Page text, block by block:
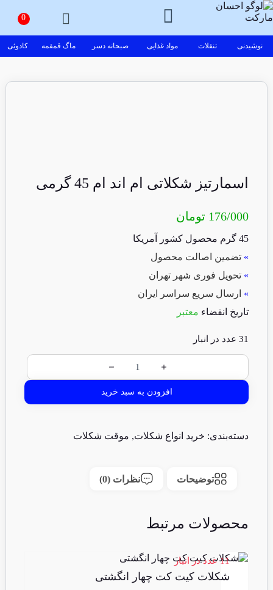
نوشیدنی تنقلات مواد غذایی صبحانه دسر ماگ قمقمه کادوئی
اسمارتیز شکلاتی ام اند ام 45 گرمی
176/000 تومان
45 گرم محصول کشور آمریکا
» تضمین اصالت محصول
» تحویل فوری شهر تهران
» ارسال سریع سراسر ایران
تاریخ انقضاء معتبر
31 عدد در انبار
افزودن به سبد خرید
دسته‌بندی: خرید انواع شکلات, موقت شکلات
توضیحات نظرات (0)
محصولات مرتبط
11 عدد در انبار
شکلات کیت کت چهار انگشتی